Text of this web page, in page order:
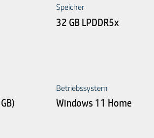
Speicher
32 GB LPDDR5x
Betriebssystem
Windows 11 Home